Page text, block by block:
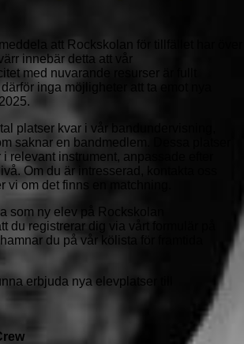
att Rockskolan för tillfället har över
innebär detta att vår
med nuvarande resurser är fullt
inga möjligheter att ta emot nya
platser kvar i vår bandundervisning,
saknar en bandmedlem. Dessa platser
i relevant instrument, anpassade efter
Om du är intresserad, kontakta oss
vi om det finns en matchning.
som ny elev på Rockskolan
du registrerar dig via vårt formulär på
du på vår kölista för framtida
erbjuda nya elevplatser till